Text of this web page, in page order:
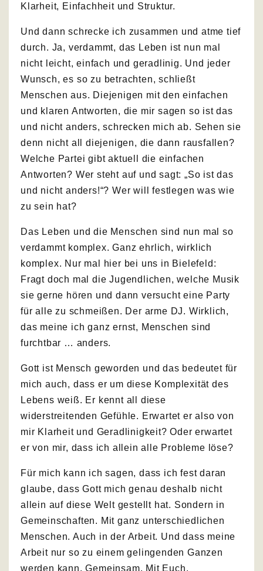
Klarheit, Einfachheit und Struktur.
Und dann schrecke ich zusammen und atme tief
durch. Ja, verdammt, das Leben ist nun mal
nicht leicht, einfach und geradlinig. Und jeder
Wunsch, es so zu betrachten, schließt
Menschen aus. Diejenigen mit den einfachen
und klaren Antworten, die mir sagen so ist das
und nicht anders, schrecken mich ab. Sehen sie
denn nicht all diejenigen, die dann rausfallen?
Welche Partei gibt aktuell die einfachen
Antworten? Wer steht auf und sagt: „So ist das
und nicht anders!“? Wer will festlegen was wie
zu sein hat?
Das Leben und die Menschen sind nun mal so
verdammt komplex. Ganz ehrlich, wirklich
komplex. Nur mal hier bei uns in Bielefeld:
Fragt doch mal die Jugendlichen, welche Musik
sie gerne hören und dann versucht eine Party
für alle zu schmeißen. Der arme DJ. Wirklich,
das meine ich ganz ernst, Menschen sind
furchtbar … anders.
Gott ist Mensch geworden und das bedeutet für
mich auch, dass er um diese Komplexität des
Lebens weiß. Er kennt all diese
widerstreitenden Gefühle. Erwartet er also von
mir Klarheit und Geradlinigkeit? Oder erwartet
er von mir, dass ich allein alle Probleme löse?
Für mich kann ich sagen, dass ich fest daran
glaube, dass Gott mich genau deshalb nicht
allein auf diese Welt gestellt hat. Sondern in
Gemeinschaften. Mit ganz unterschiedlichen
Menschen. Auch in der Arbeit. Und dass meine
Arbeit nur so zu einem gelingenden Ganzen
werden kann. Gemeinsam. Mit Euch.